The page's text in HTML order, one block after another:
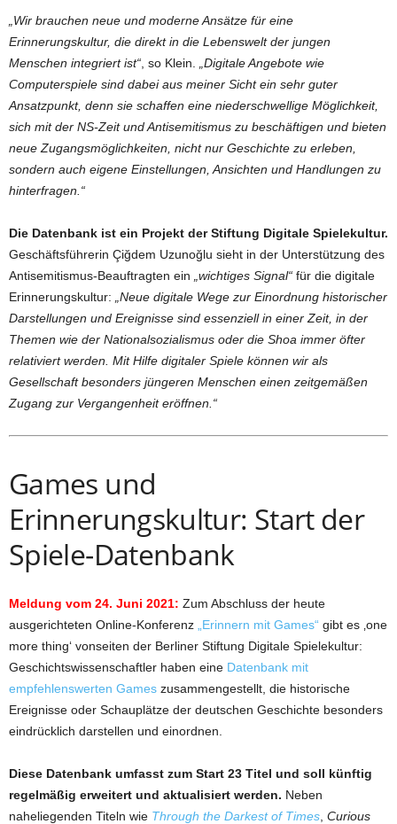
„Wir brauchen neue und moderne Ansätze für eine
Erinnerungskultur, die direkt in die Lebenswelt der jungen
Menschen integriert ist“ , so Klein.
„Digitale Angebote wie
Computerspiele sind dabei aus meiner Sicht ein sehr guter
Ansatzpunkt, denn sie schaffen eine niederschwellige Möglichkeit,
sich mit der NS-Zeit und Antisemitismus zu beschäftigen und bieten
neue Zugangsmöglichkeiten, nicht nur Geschichte zu erleben,
sondern auch eigene Einstellungen, Ansichten und Handlungen zu
hinterfragen.“
Die Datenbank ist ein Projekt der Stiftung Digitale Spielekultur.
Geschäftsführerin Çiğdem Uzunoğlu sieht in der Unterstützung des
Antisemitismus-Beauftragten ein
„wichtiges Signal“ für die digitale
Erinnerungskultur:
„Neue digitale Wege zur Einordnung historischer
Darstellungen und Ereignisse sind essenziell in einer Zeit, in der
Themen wie der Nationalsozialismus oder die Shoa immer öfter
relativiert werden. Mit Hilfe digitaler Spiele können wir als
Gesellschaft besonders jüngeren Menschen einen zeitgemäßen
Zugang zur Vergangenheit eröffnen.“
Games und
Erinnerungskultur: Start der
Spiele-Datenbank
Meldung vom 24. Juni 2021: Zum Abschluss der heute
ausgerichteten Online-Konferenz
„Erinnern mit Games“ gibt es ‚one
more thing‘ vonseiten der Berliner Stiftung Digitale Spielekultur:
Geschichtswissenschaftler haben eine Datenbank mit
empfehlenswerten Games zusammengestellt, die historische
Ereignisse oder Schauplätze der deutschen Geschichte besonders
eindrücklich darstellen und einordnen.
Diese Datenbank umfasst zum Start 23 Titel und soll künftig
regelmäßig erweitert und aktualisiert werden. Neben
naheliegenden Titeln wie Through the Darkest of Times Curious